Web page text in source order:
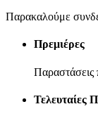
Παρακαλούμε
Πρεμιέρες
Παραστάσεις
Τελευταίες